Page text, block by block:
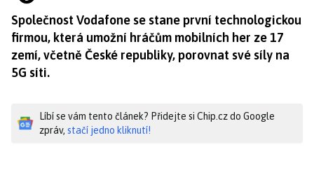
Společnost Vodafone se stane první technologickou
firmou, která umožní hráčům mobilních her ze 17
zemí, včetně České republiky, porovnat své síly na
5G síti.
Líbí se vám tento článek? Přidejte si Chip.cz do Google
zpráv, stačí jedno kliknutí!